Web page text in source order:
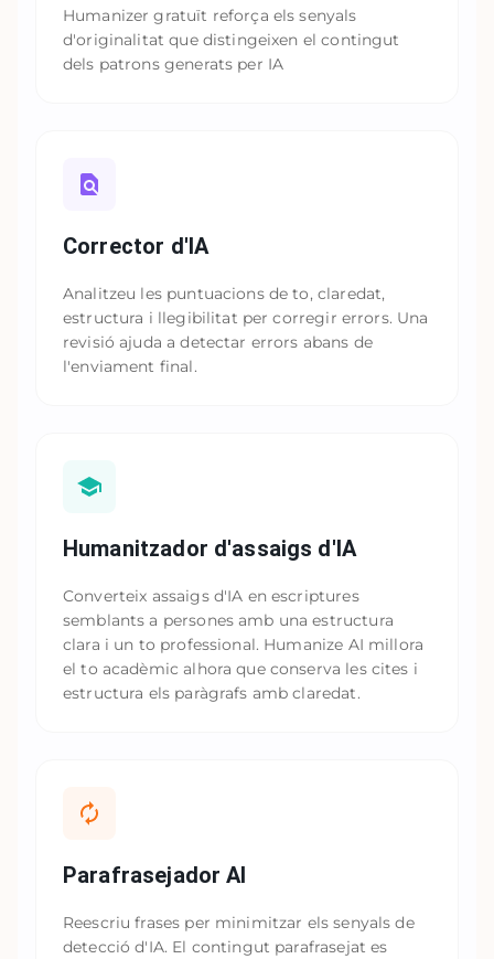
Humanizer gratuït reforça els senyals
d'originalitat que distingeixen el contingut
dels patrons generats per IA
Corrector d'IA
Analitzeu les puntuacions de to, claredat,
estructura i llegibilitat per corregir errors. Una
revisió ajuda a detectar errors abans de
l'enviament final.
Humanitzador d'assaigs d'IA
Converteix assaigs d'IA en escriptures
semblants a persones amb una estructura
clara i un to professional. Humanize AI millora
el to acadèmic alhora que conserva les cites i
estructura els paràgrafs amb claredat.
Parafrasejador AI
Reescriu frases per minimitzar els senyals de
detecció d'IA. El contingut parafrasejat es